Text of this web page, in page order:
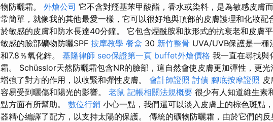
物防曬霜。 外燴公司 它不含對羥基苯甲酸酯，香水或染料，是為敏感皮膚
常簡單，就像我的其他最愛一樣，它可以很好地與頂部的皮膚護理和化妝配
於敏感的皮膚和防水長達40分鐘。 它包含煙酰胺和肽形式的抗衰老和皮膚平
敏感的臉部礦物防曬SPF 按摩教學 餐盒 30 新竹整骨 UVA/UVB保護是一種
和7.8％氧化鋅。 基隆律師 seo保證第一頁 buffet外燴價格 我一直在尋找與
霜。 Schüsslor天然防曬霜包含NR的臉部，這自然會使皮膚更加彈性，更光
增強了對方的作用，以收緊和彈性皮膚。 會計師證照 討債 腳底按摩證照 皮
容易受到曬傷和陽光的影響。 老鼠 記帳相關法規概要 很少有人知道維生素
點方面有所幫助。 數位行銷 小心一點，我們還可以淡入皮膚上的棕色斑點
器精心編譯了配方，以支持太陽的保護。 傳統的礦物防曬霜，由於它們的